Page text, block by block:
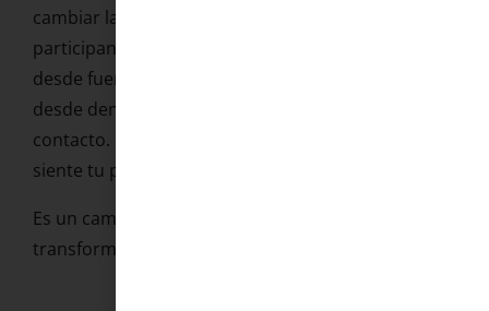
cambiar la perspectiva de observadora a
participante. En lugar de imaginar cómo te ven
desde fuera, centra la atención en lo que sientes
desde dentro. En las sensaciones. En el calor. En el
contacto. Lo que ves, lo que escuchas, lo que
siente tu piel
Es un cambio pequeño. Pero con práctica,
transforma completamente la experiencia.